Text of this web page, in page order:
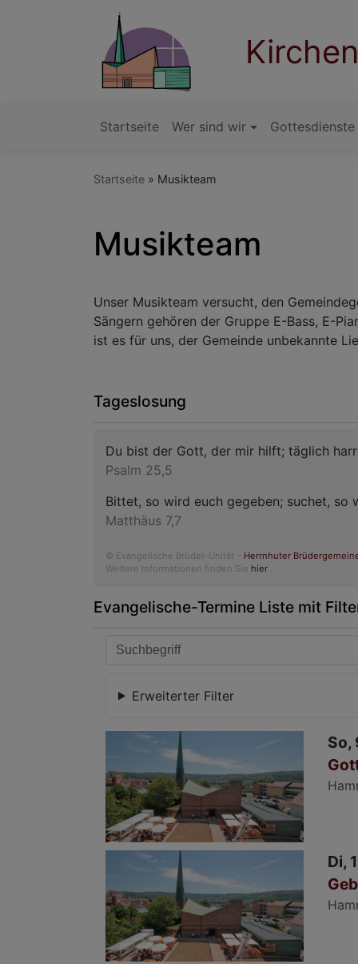
Hauptnavigation
Startseite Wer sind wir Gottesdienste
Startseite Musikteam
Musikteam
Unser Musikteam versucht, den
Sängern gehören der Gruppe E-Bass, E-
ist es für uns, der Gemeinde unbekannte
Tageslosung
Du bist der Gott, der mir hilft; täglich
Psalm 25,5
Bittet, so wird euch gegeben; suchet,
Matthäus 7,7
© Evangelische Brüder-Unität – Herrnhuter
Weitere Informationen finden Sie hier
Evangelische-Termine Liste mit
Erweiterter Filter
So,
Di,